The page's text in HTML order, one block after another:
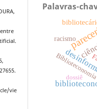
vie
Palavras-
racismo
dossiê